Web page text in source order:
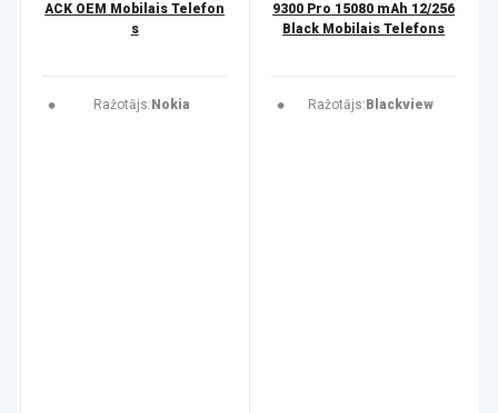
ACK OEM Mobilais Telefon
s
Ražotājs: Nokia
9300 Pro 15080 mAh 12/256
Black Mobilais Telefons
Ražotājs: Blackview